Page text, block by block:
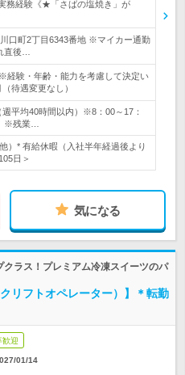
務経験《★「さばの塩焼き」が
川口町2丁目6343番地 ※マイカー通勤
直後…
経験・年齢・能力を考慮して決定い
待遇変更なし）
平均40時間以内）※8：00～17：
※残業…
）* 有給休暇（入社半年経過後より
日＞
気になる
ラス！プレミアム冷凍スイーツのパ
リフトオペレーター）】＊転勤
歓迎
01/14